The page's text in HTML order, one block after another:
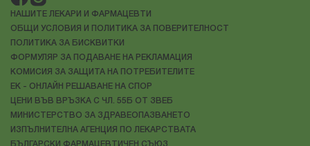
НАШИТЕ ЛЕКАРИ И ФАРМАЦЕВТИ
ОБЩИ УСЛОВИЯ И ПОЛИТИКА ЗА ПОВЕРИТЕЛНОСТ
ПОЛИТИКА ЗА БИСКВИТКИ
ФОРМУЛЯР ЗА ПОДАВАНЕ НА РЕКЛАМАЦИЯ
КОМИСИЯ ЗА ЗАЩИТА НА ПОТРЕБИТЕЛИТЕ
ЕК - ОНЛАЙН РЕШАВАНЕ НА СПОР
ЦЕНИ ВЪВ ВРЪЗКА С ЧЛ. 55Б ОТ ЗВЕБ
МИНИСТЕРСТВО ЗА ЗДРАВЕОПАЗВАНЕТО
ИЗПЪЛНИТЕЛНА АГЕНЦИЯ ПО ЛЕКАРСТВАТА
БЪЛГАРСКИ ФАРМАЦЕВТИЧЕН СЪЮЗ